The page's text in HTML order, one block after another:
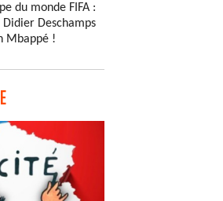
du monde FIFA :
Deschamps
Mbappé !